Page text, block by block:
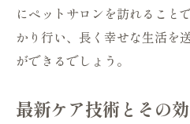
にペットサロンを訪れること
かり行い、長く幸せな生活を
ができるでしょう。
最新ケア技術とその